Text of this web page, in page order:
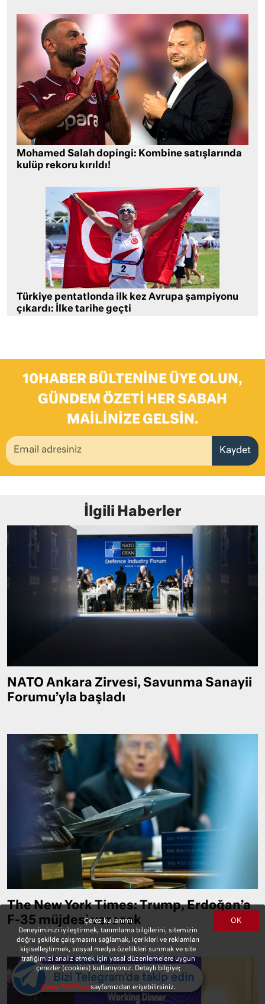
Mohamed Salah dopingi: Kombine satışlarında
kulüp rekoru kırıldı!
Türkiye pentatlonda ilk kez Avrupa şampiyonu
çıkardı: İlke tarihe geçti
10HABER BÜLTENINE ÜYE OLUN,
GÜNDEM ÖZETI HER SABAH
MAILINIZE GELSIN.
Kaydet
İlgili Haberler
NATO Ankara Zirvesi, Savunma Sanayii
Forumu’yla başladı
The New York Times: Trump, Erdoğan’a
F-35 müjdesi verecek
OK
Çerez kullanımı
Deneyiminizi iyileştirmek, tanımlama bilgilerini, sitemizin
doğru şekilde çalışmasını sağlamak, içerikleri ve reklamları
kişiselleştirmek, sosyal medya özellikleri sunmak ve site
trafiğimizi analiz etmek için yasal düzenlemelere uygun
çerezler (cookies) kullanıyoruz. Detaylı bilgiye;
Çerez Politikasısayfamızdan erişebilirsiniz.
Bizi Telegram'da takip edin